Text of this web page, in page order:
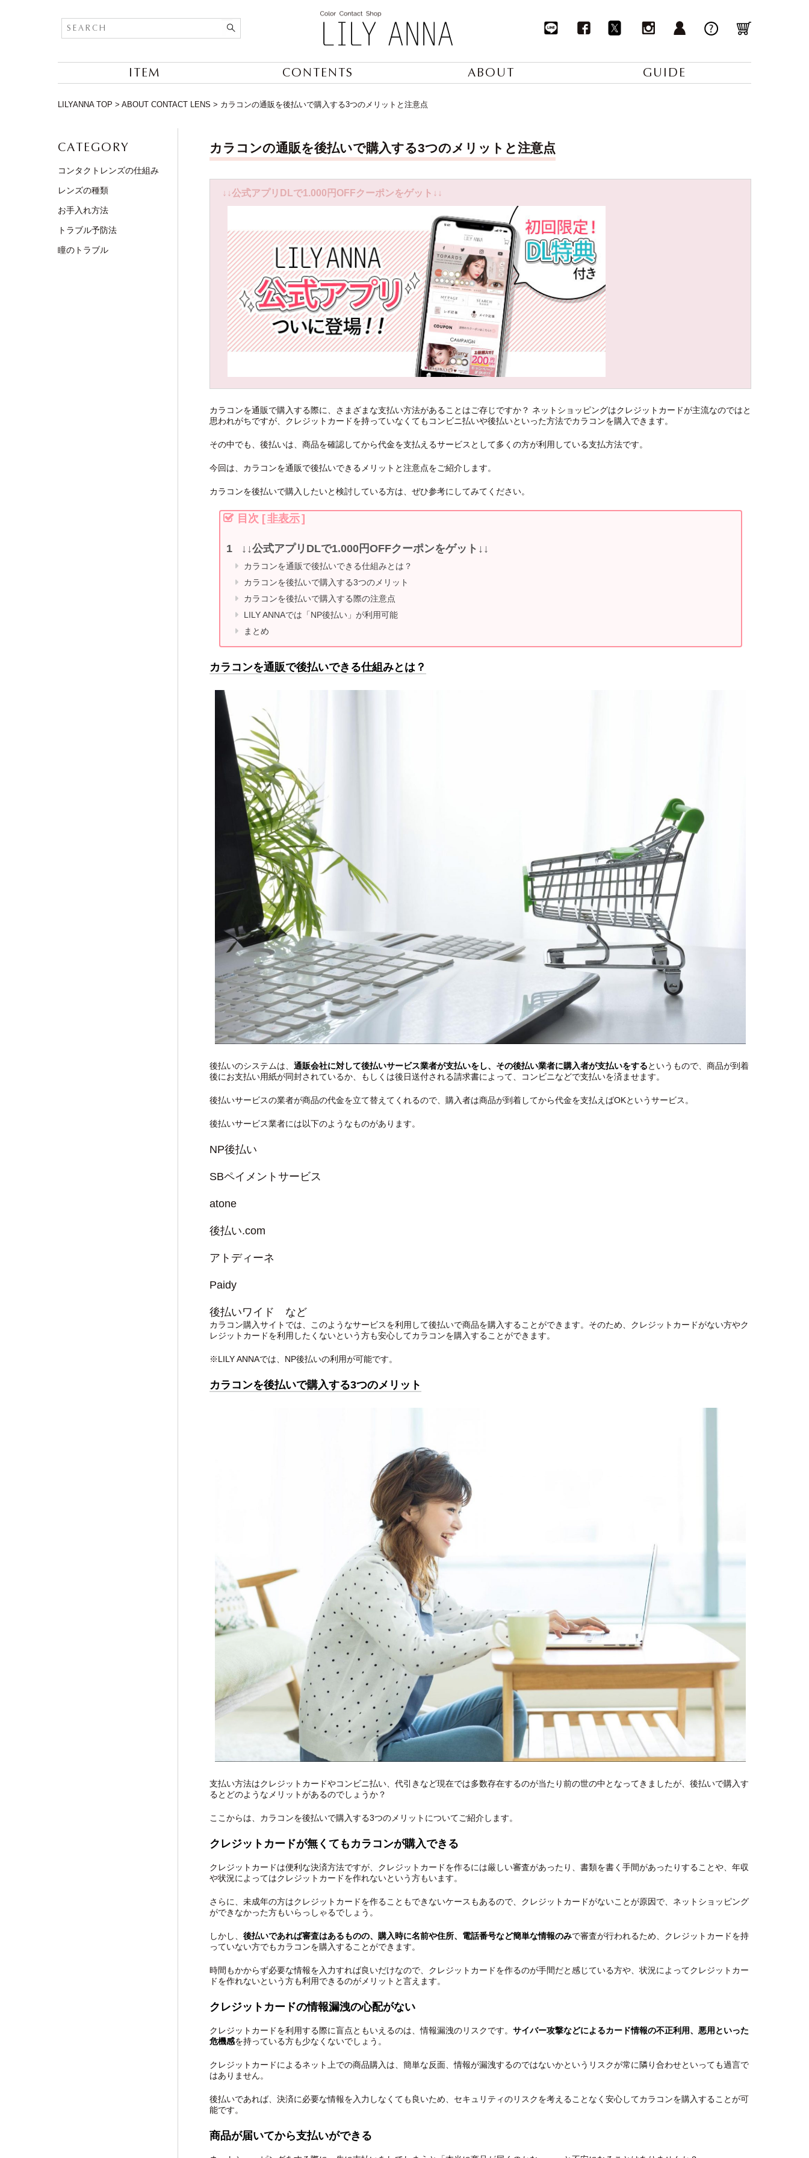
ITEM CONTENTS ABOUT GUIDE
LILYANNA TOP > ABOUT CONTACT LENS > カラコンの通販を後払いで購入する3つのメリットと注意点
カラコンの通販を後払いで購入する3つのメリットと注意点
↓↓公式アプリDLで1.000円OFFクーポンをゲット↓↓
カラコンを通販で購入する際に、さまざまな支払い方法があることはご存じですか？ ネットショッピングはクレジットカードが主流なのではと
思われがちですが、クレジットカードを持っていなくてもコンビニ払いや後払いといった方法でカラコンを購入できます。
その中でも、後払いは、商品を確認してから代金を支払えるサービスとして多くの方が利用している支払方法です。
今回は、カラコンを通販で後払いできるメリットと注意点をご紹介します。
カラコンを後払いで購入したいと検討している方は、ぜひ参考にしてみてください。
目次 [非表示]
↓↓公式アプリDLで1.000円OFFクーポンをゲット↓↓
カラコンを通販で後払いできる仕組みとは？
カラコンを後払いで購入する3つのメリット
カラコンを後払いで購入する際の注意点
LILY ANNAでは「NP後払い」が利用可能
まとめ
カラコンを通販で後払いできる仕組みとは？
後払いのシステムは、 通販会社に対して後払いサービス業者が支払いをし、その後払い業者に購入者が支払いをするというもので、商品が到着
後にお支払い用紙が同封されているか、もしくは後日送付される請求書によって、コンビニなどで支払いを済ませます。
後払いサービスの業者が商品の代金を立て替えてくれるので、購入者は商品が到着してから代金を支払えばOKというサービス。
後払いサービス業者には以下のようなものがあります。
NP後払い
SBペイメントサービス
atone
後払い.com
アトディーネ
Paidy
後払いワイド など
カラコン購入サイトでは、このようなサービスを利用して後払いで商品を購入することができます。そのため、クレジットカードがない方やク
レジットカードを利用したくないという方も安心してカラコンを購入することができます。
※LILY ANNAでは、NP後払いの利用が可能です。
カラコンを後払いで購入する3つのメリット
支払い方法はクレジットカードやコンビニ払い、代引きなど現在では多数存在するのが当たり前の世の中となってきましたが、後払いで購入す
るとどのようなメリットがあるのでしょうか？
ここからは、カラコンを後払いで購入する3つのメリットについてご紹介します。
クレジットカードが無くてもカラコンが購入できる
クレジットカードは便利な決済方法ですが、クレジットカードを作るには厳しい審査があったり、書類を書く手間があったりすることや、年収
や状況によってはクレジットカードを作れないという方もいます。
さらに、未成年の方はクレジットカードを作ることもできないケースもあるので、クレジットカードがないことが原因で、ネットショッピング
ができなかった方もいらっしゃるでしょう。
しかし、 後払いであれば審査はあるものの、購入時に名前や住所、電話番号など簡単な情報のみで審査が行われるため、クレジットカードを持
っていない方でもカラコンを購入することができます。
時間もかからず必要な情報を入力すれば良いだけなので、クレジットカードを作るのが手間だと感じている方や、状況によってクレジットカー
ドを作れないという方も利用できるのがメリットと言えます。
クレジットカードの情報漏洩の心配がない
クレジットカードを利用する際に盲点ともいえるのは、情報漏洩のリスクです。 サイバー攻撃などによるカード情報の不正利用、悪用といった
危機感を持っている方も少なくないでしょう。
クレジットカードによるネット上での商品購入は、簡単な反面、情報が漏洩するのではないかというリスクが常に隣り合わせといっても過言で
はありません。
後払いであれば、決済に必要な情報を入力しなくても良いため、セキュリティのリスクを考えることなく安心してカラコンを購入することが可
能です。
商品が届いてから支払いができる
CATEGORY
コンタクトレンズの仕組み
レンズの種類
お手入れ方法
トラブル予防法
瞳のトラブル